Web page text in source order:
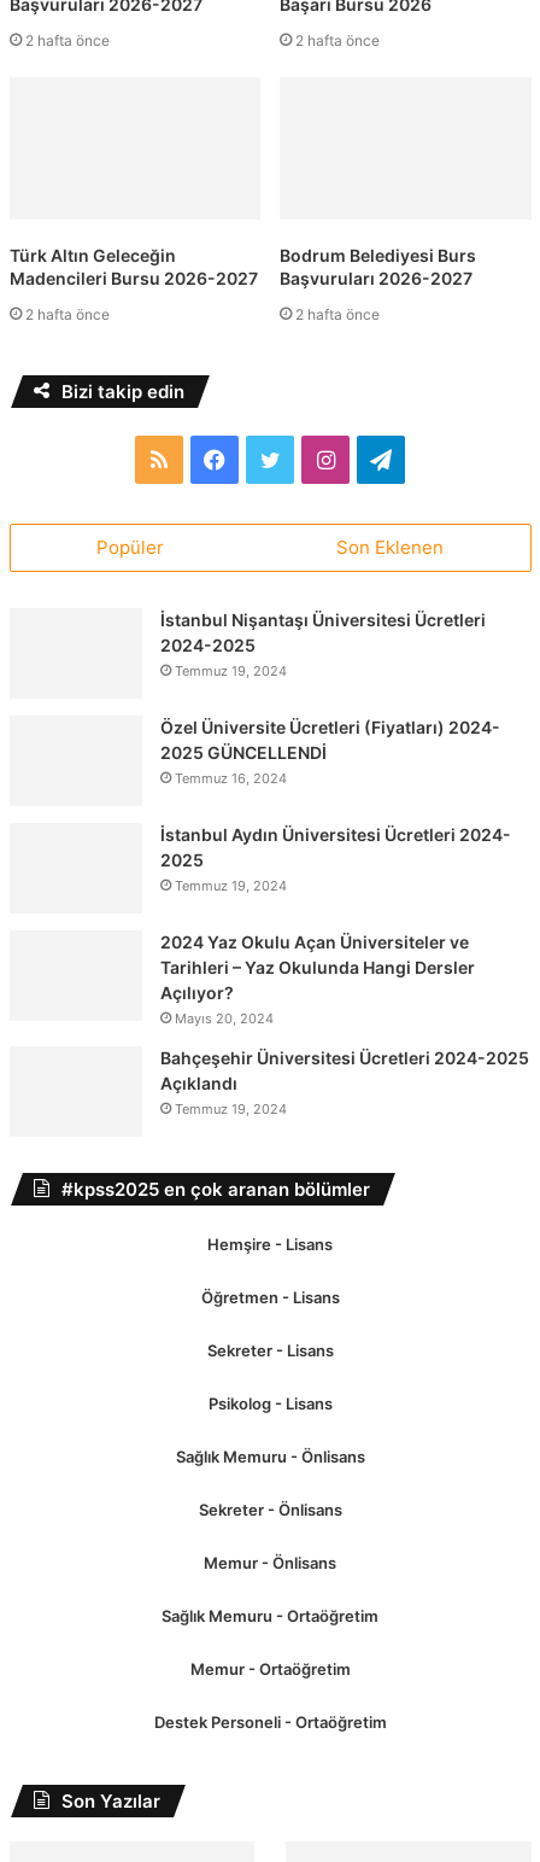
Başvuruları 2026-2027
2 hafta önce
Başarı Bursu 2026
2 hafta önce
Türk Altın Geleceğin
Madencileri Bursu 2026-2027
2 hafta önce
Bodrum Belediyesi Burs
Başvuruları 2026-2027
2 hafta önce
Bizi takip edin
RSS Facebook
TwitterInstagramTelegram
Popüler Son Eklenen
İstanbul Nişantaşı Üniversitesi Ücretleri
2024-2025
Temmuz 19, 2024
Özel Üniversite Ücretleri (Fiyatları) 2024-
2025 GÜNCELLENDİ
Temmuz 16, 2024
İstanbul Aydın Üniversitesi Ücretleri 2024-
2025
Temmuz 19, 2024
2024 Yaz Okulu Açan Üniversiteler ve
Tarihleri – Yaz Okulunda Hangi Dersler
Açılıyor?
Mayıs 20, 2024
Bahçeşehir Üniversitesi Ücretleri 2024-2025
Açıklandı
Temmuz 19, 2024
#kpss2025 en çok aranan bölümler
Hemşire - Lisans
Öğretmen - Lisans
Sekreter - Lisans
Psikolog - Lisans
Sağlık Memuru - Önlisans
Sekreter - Önlisans
Memur - Önlisans
Sağlık Memuru - Ortaöğretim
Memur - Ortaöğretim
Destek Personeli - Ortaöğretim
Son Yazılar